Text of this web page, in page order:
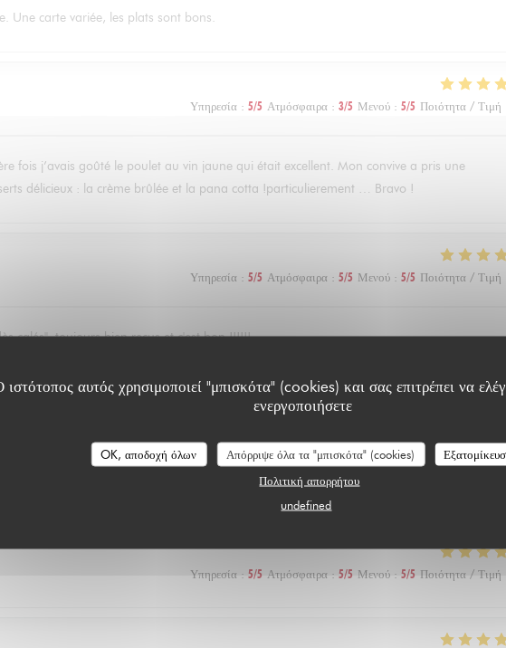
ιστότοπος αυτός χρησιμοποιεί "μπισκότα" (cookies) και σας επιτρέπει να
ενεργοποιήσετε
OK, αποδοχή όλων Απόρριψε όλα τα "μπισκότα" (cookies)
Πολιτική απορρήτου
undefined
Une carte variée, les plats sont bons.
Υπηρεσία: 5/5 Ατμόσφαιρα: 3/5 Μενού: 5/5 Ποιότητα / Τιμή
fois j’avais goûté le poulet au vin jaune qui était excellent. Mon convive a pris une
délicieux : la crème brûlée et la pana cotta !particulierement … Bravo !
Υπηρεσία: 5/5 Ατμόσφαιρα: 5/5 Μενού: 5/5 Ποιότητα / Τιμή
calés", toujours bien reçus et c'est bon !!!!!!
jeux.
Υπηρεσία: 5/5 Ατμόσφαιρα: 5/5 Μενού: 5/5 Ποιότητα / Τιμή